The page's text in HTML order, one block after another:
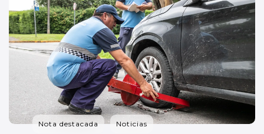
Nota destacada Noticias